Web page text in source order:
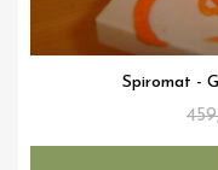
Spiromat -